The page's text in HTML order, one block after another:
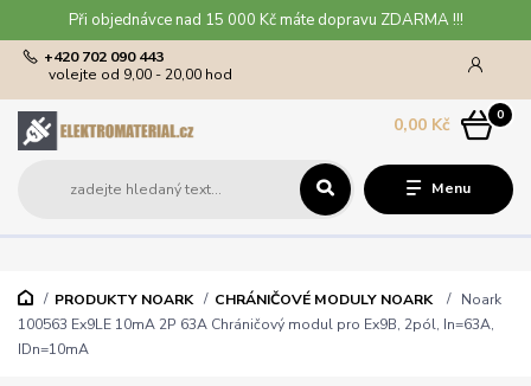
Při objednávce nad 15 000 Kč máte dopravu ZDARMA !!!
Menu
+420 702 090 443
volejte od 9,00 - 20,00 hod
0
0,00 Kč
PRODUKTY NOARK CHRÁNIČOVÉ MODULY NOARK
Noark
100563 Ex9LE 10mA 2P 63A Chráničový modul pro Ex9B, 2pól, In=63A,
IDn=10mA